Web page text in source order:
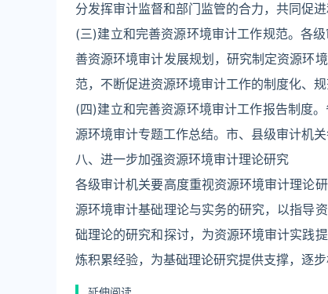
分发挥审计监督和部门监管的合力，共同促
(三)建立和完善资源环境审计工作规范。各
善资源环境审计发展规划，研究制定资源环
范，不断促进资源环境审计工作的制度化、规
(四)建立和完善资源环境审计工作报告制度
源环境审计专题工作总结。市、县级审计机
八、进一步加强资源环境审计理论研究
各级审计机关要高度重视资源环境审计理论
源环境审计基础理论与实务的研究，以指导
础理论的研究和探讨，为资源环境审计实践
炼积累经验，为基础理论研究提供支撑，逐